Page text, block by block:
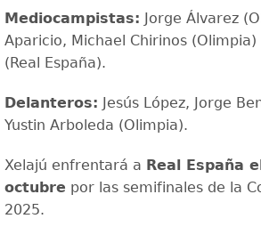
Mediocampistas: Jorge Álvarez
Aparicio, Michael Chirinos (Olimpia)
(Real España).
Delanteros: Jesús López, Jorge
Yustin Arboleda (Olimpia).
Xelajú enfrentará a Real España
octubre por las semifinales de la
2025.